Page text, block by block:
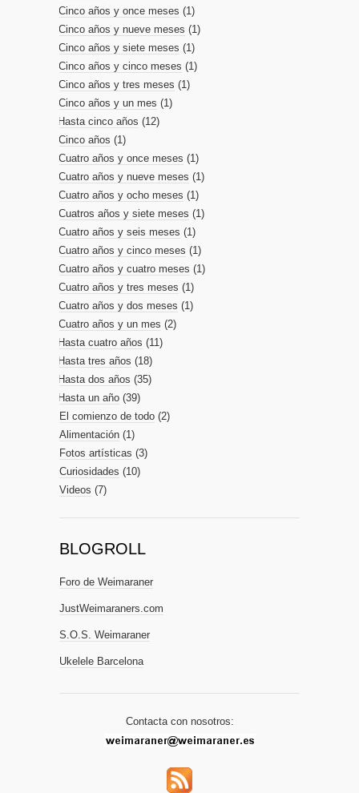
Cinco años y once meses (1)
Cinco años y nueve meses (1)
Cinco años y siete meses (1)
Cinco años y cinco meses (1)
Cinco años y tres meses (1)
Cinco años y un mes (1)
Hasta cinco años (12)
Cinco años (1)
Cuatro años y once meses (1)
Cuatro años y nueve meses (1)
Cuatro años y ocho meses (1)
Cuatros años y siete meses (1)
Cuatro años y seis meses (1)
Cuatro años y cinco meses (1)
Cuatro años y cuatro meses (1)
Cuatro años y tres meses (1)
Cuatro años y dos meses (1)
Cuatro años y un mes (2)
Hasta cuatro años (11)
Hasta tres años (18)
Hasta dos años (35)
Hasta un año (39)
El comienzo de todo (2)
Alimentación (1)
Fotos artísticas (3)
Curiosidades (10)
Videos (7)
BLOGROLL
Foro de Weimaraner
JustWeimaraners.com
S.O.S. Weimaraner
Ukelele Barcelona
Contacta con nosotros: